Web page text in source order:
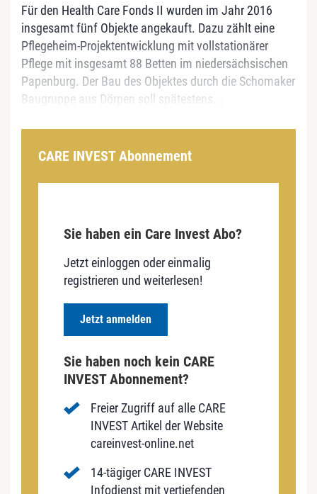
Für den Health Care Fonds II wurden im Jahr 2016
insgesamt fünf Objekte angekauft. Dazu zählt eine
Pflegeheim-Projektentwicklung mit vollstationärer
Pflege mit insgesamt 88 Betten im niedersächsischen
Papenburg. Der Bau des Objektes durch die Schomaker
Baugruppe aus Dörpen soll spätestens...
CARE INVEST Abonnement
Sie haben ein Care Invest Abo?
Jetzt einloggen oder einmalig
registrieren und weiterlesen!
Jetzt anmelden
Sie haben noch kein CARE
INVEST Abonnement?
Freier Zugriff auf alle CARE
INVEST Artikel der Website
careinvest-online.net
14-tägiger CARE INVEST
Infodienst mit vertiefenden